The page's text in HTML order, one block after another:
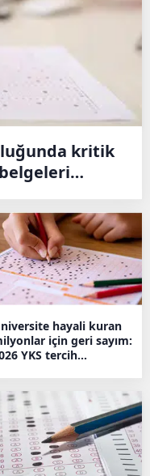
kritik
hayali kuran
için geri sayım:
YKS tercih